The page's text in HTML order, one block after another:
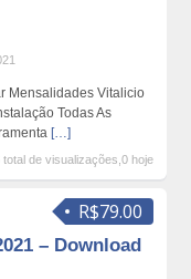
Mensalidades Vitalicio
Todas As
[…]
total de visualizações,0 hoje
R$79.00
– Download